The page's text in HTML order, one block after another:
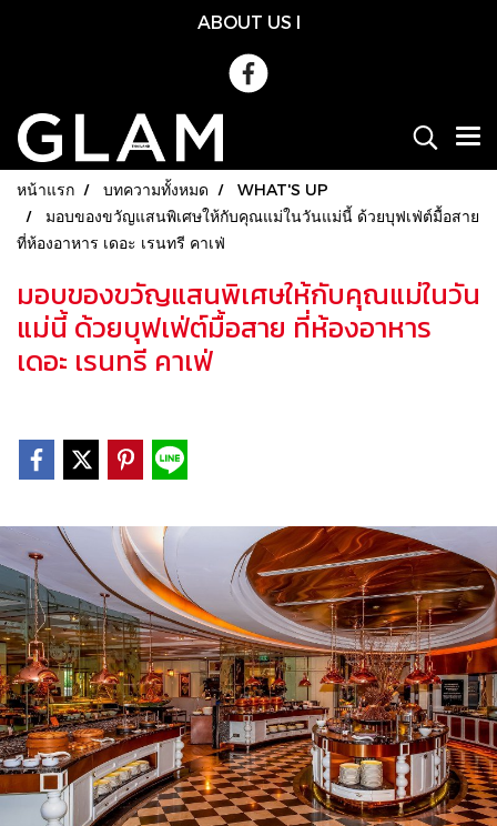
ABOUT US l
หน้าแรก บทความทั้งหมด
WHAT'S UP
มอบของขวัญแสนพิเศษให้กับคุณแม่ในวันแม่นี้ ด้วยบุฟเฟ่ต์มื้อสาย
ที่ห้องอาหาร เดอะ เรนทรี คาเฟ่
มอบของขวัญแสนพิเศษให้กับคุณแม่ในวัน
แม่นี้ ด้วยบุฟเฟ่ต์มื้อสาย ที่ห้องอาหาร
เดอะ เรนทรี คาเฟ่